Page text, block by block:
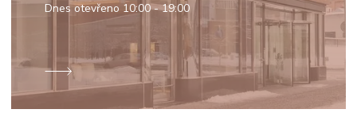
Dnes otevřeno 10:00 - 19:00